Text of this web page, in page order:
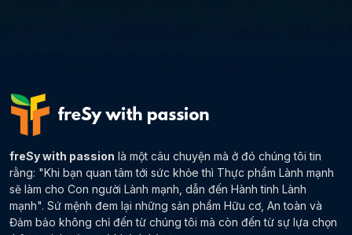
freSy with passion là một câu chuyện mà ở đó chúng tôi tin
rằng: "Khi bạn quan tâm tới sức khỏe thì Thực phẩm Lành mạnh
sẽ làm cho Con người Lành mạnh, dẫn đến Hành tinh Lành
mạnh". Sứ mệnh đem lại những sản phẩm Hữu cơ, An toàn và
Đảm bảo không chỉ đến từ chúng tôi mà còn đến từ sự lựa chọn